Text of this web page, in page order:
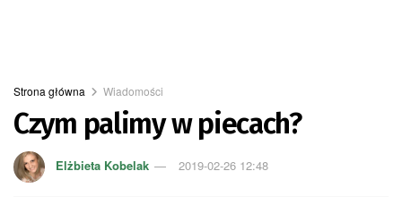
Strona główna Wiadomości
Czym palimy w piecach?
Elżbieta Kobelak 2019-02-26 12:48